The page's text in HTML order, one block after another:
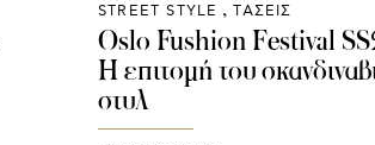
STREET STYLE ΤΑΣΕΙΣ
Oslo Fushion Festival
Η επιτομή του
στυλ